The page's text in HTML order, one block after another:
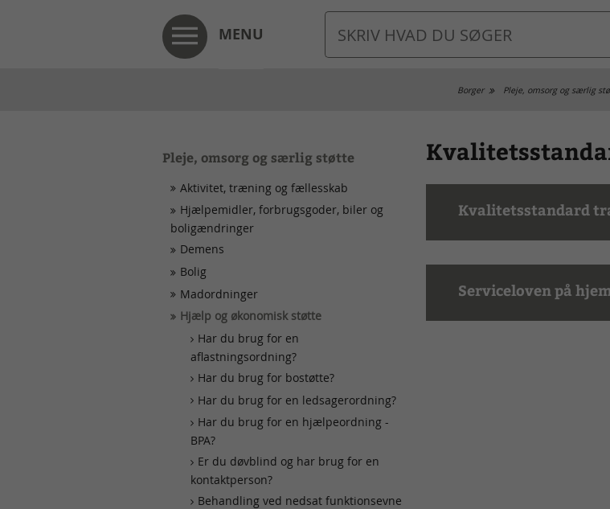
MENU
Borger Pleje, omsorg og særlig
Pleje, omsorg og særlig støtte
Aktivitet, træning og fællesskab
Hjælpemidler, forbrugsgoder, biler og
boligændringer
Demens
Bolig
Madordninger
Hjælp og økonomisk støtte
Har du brug for en
aflastningsordning?
Har du brug for bostøtte?
Har du brug for en ledsagerordning?
Har du brug for en hjælpeordning -
BPA?
Er du døvblind og har brug for en
kontaktperson?
Behandling ved nedsat funktionsevne
Kvalitetsstandard
Serviceloven på